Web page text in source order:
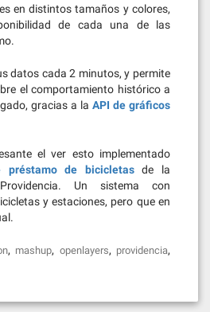
en distintos tamaños y colores,
de cada una de las
datos cada 2 minutos, y permite
el comportamiento histórico a
gracias a la API de gráficos
el ver esto implementado
préstamo de bicicletasde la
Un sistema con
y estaciones, pero que en
, mashup, openlayers, providencia,